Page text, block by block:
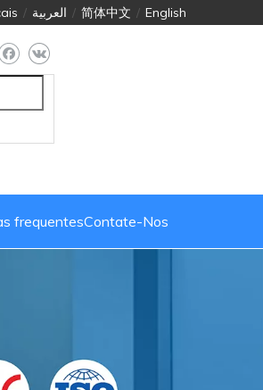
/ العربية / 简体中文 / English
frequentesContate-Nos